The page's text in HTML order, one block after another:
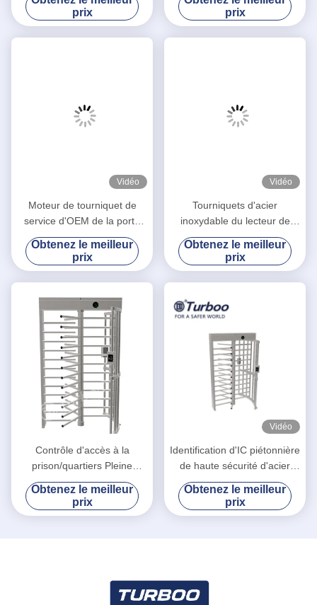
taille/vitesse minimum de
transit
prix
prix
Vidéo
Moteur de tourniquet de
service d'OEM de la porte
G538 de tourniquet de taille
de scanner d'empreinte
digitale plein
Obtenez le meilleur
prix
Vidéo
Tourniquets d'acier
inoxydable du lecteur de
cartes 304, portes
électroniques de tourniquet
Obtenez le meilleur
prix
Contrôle d'accès à la
prison/quartiers Pleine
hauteur Porte tourniquet
Code QR 50Hz Entrée
Obtenez le meilleur
prix
Vidéo
Identification d'IC piétonnière
de haute sécurité d'acier
inoxydable de porte de
tourniquet de pleine taille
Obtenez le meilleur
prix